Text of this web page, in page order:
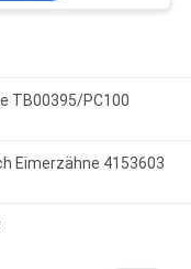
TB00395/PC100
Eimerzähne 4153603